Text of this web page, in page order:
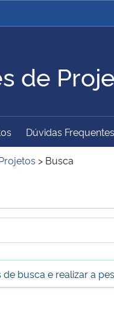
e
Ministério
Ministério
Ministério do
de
Dúvidas Frequentes
> Busca
busca e realizar a